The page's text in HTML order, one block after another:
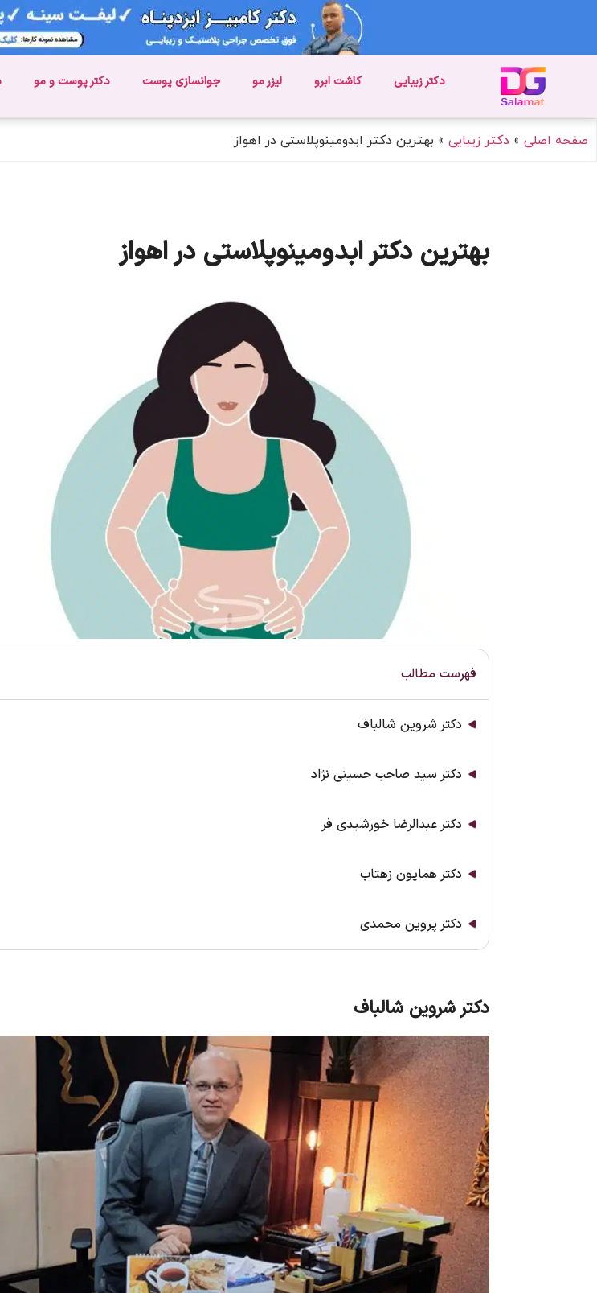
دکتر زیبایی کاشت ابرو لیزر مو جوانسازی پوست دکتر پوست و مو
صفحه اصلی » دکتر زیبایی » بهترین دکتر ابدومینوپلاستی در اهواز
بهترین دکتر ابدومینوپلاستی در اهواز
فهرست مطالب
دکتر شروین شالباف
دکتر سید صاحب حسینی نژاد
دکتر عبدالرضا خورشیدی فر
دکتر همایون زهتاب
دکتر پروین محمدی
دکتر شروین شالباف